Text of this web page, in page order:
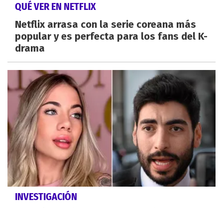
QUÉ VER EN NETFLIX
Netflix arrasa con la serie coreana más
popular y es perfecta para los fans del K-
drama
INVESTIGACIÓN